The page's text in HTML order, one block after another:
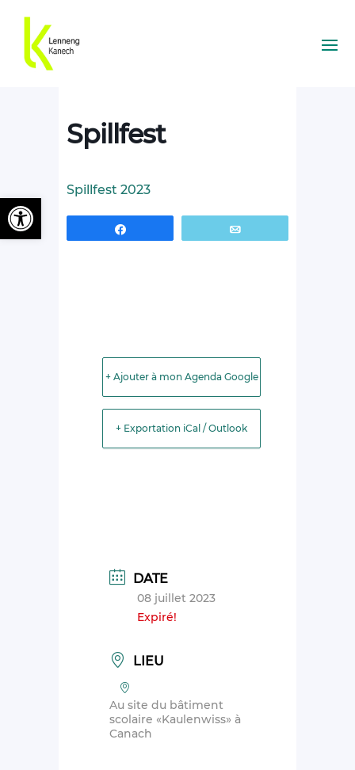
Spillfest
Spillfest 2023
+ Ajouter à mon Agenda Google
+ Exportation iCal / Outlook
DATE
08 juillet 2023
Expiré!
LIEU
Au site du bâtiment
scolaire «Kaulenwiss» à
Canach
Ouvrir la barre d’outils